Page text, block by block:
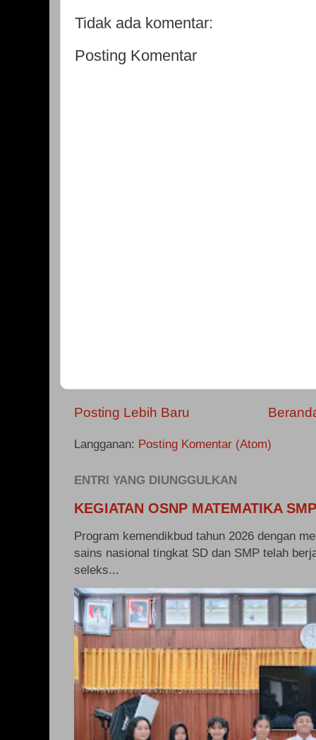
Tidak ada komentar:
Posting Komentar
Posting Lebih Baru
Langganan: Posting Komentar (Atom)
ENTRI YANG DIUNGGULKAN
KEGIATAN OSNP MATEMATIKA
Program kemendikbud tahun 2026 dengan
sains nasional tingkat SD dan SMP telah
seleks...